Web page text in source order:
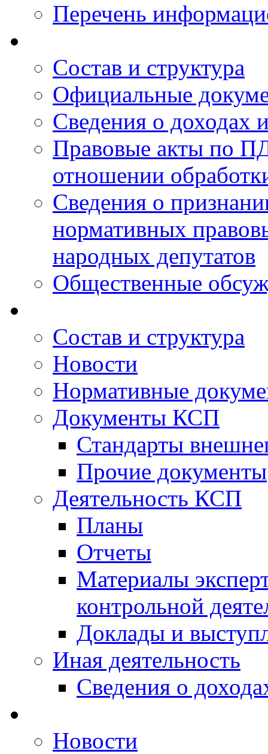
Перечень
Состав и структура
Официальные
Сведения о доходах
Правовые акты по
отношении
Сведения о
нормативных
народных депутатов
Общественные
Состав и структура
Новости
Нормативные
Документы КСП
Стандарты
Прочие документы
Деятельность КСП
Планы
Отчеты
Материалы
контрольной
Доклады и
Иная деятельность
Сведения о
Новости